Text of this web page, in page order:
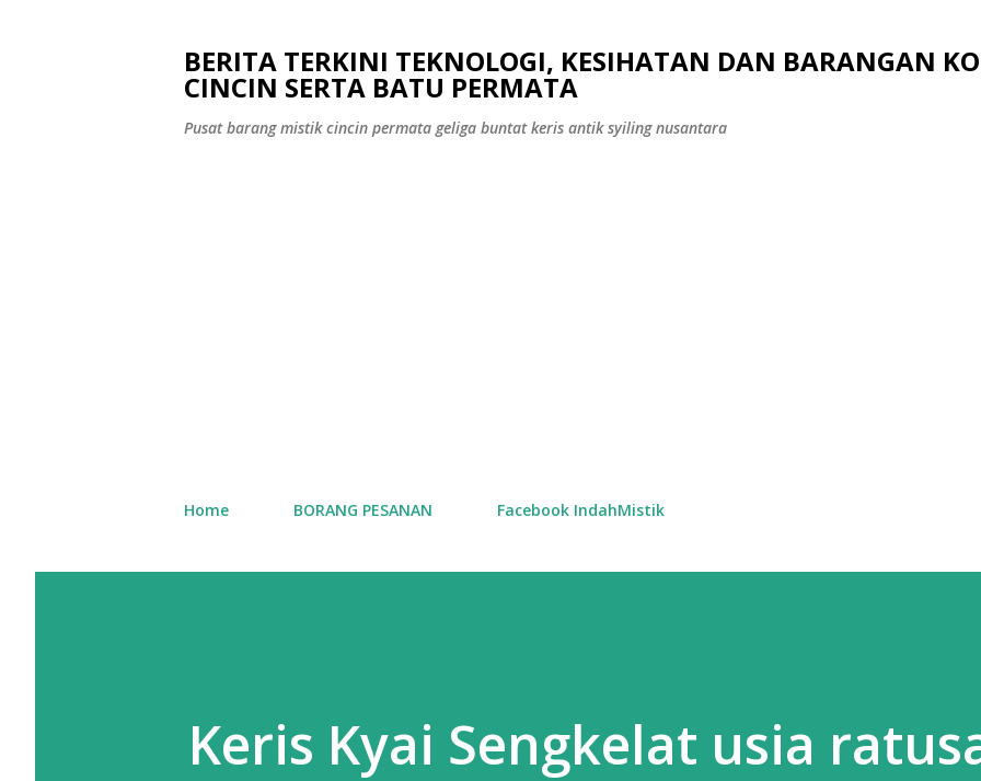
BERITA TERKINI TEKNOLOGI, KESIHATAN DAN BARANGAN
CINCIN SERTA BATU PERMATA
Pusat barang mistik cincin permata geliga buntat keris antik syiling nusantara
Home BORANG PESANAN Facebook IndahMistik
Keris Kyai Sengkelat usia